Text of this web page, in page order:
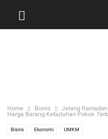
Home Bisnis
Jelang
Harga Barang Kebutuhan Pokok
Bisnis Ekonomi UMKM